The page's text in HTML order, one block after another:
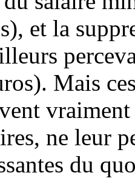
et la
Mais
ne leur
du